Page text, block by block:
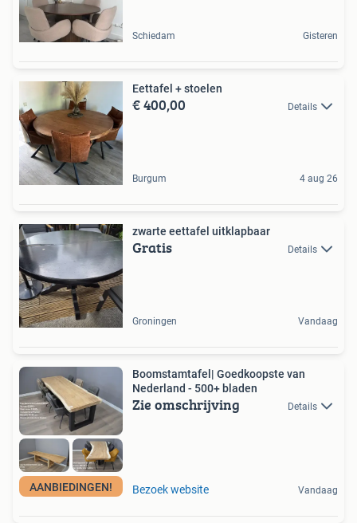
Schiedam Gisteren
Eettafel + stoelen
€ 400,00 Details
Burgum 4 aug 26
zwarte eettafel uitklapbaar
Gratis Details
Groningen Vandaag
AANBIEDINGEN!
Boomstamtafel| Goedkoopste van
Nederland - 500+ bladen
Zie omschrijving Details
Bezoek website Vandaag